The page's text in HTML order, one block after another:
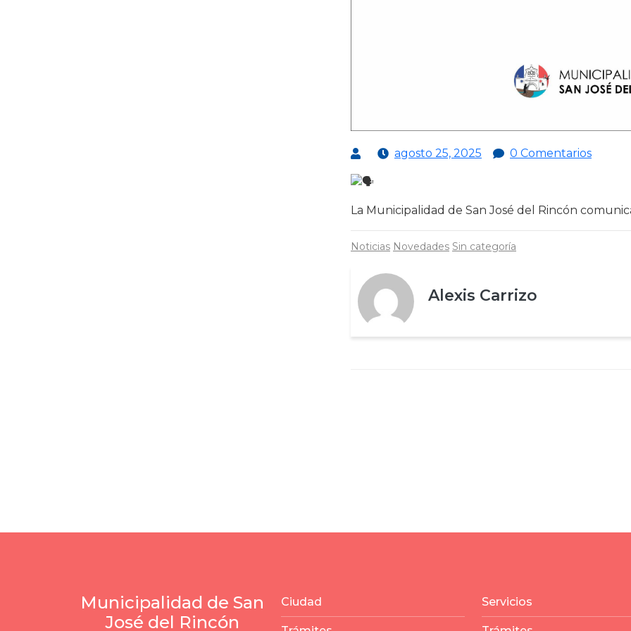
agosto 25, 2025 0 Comentarios
La Municipalidad de San José del Rincón
Noticias Novedades Sin categoría
Alexis Carrizo
Municipalidad de San
José del Rincón
Ciudad Servicios